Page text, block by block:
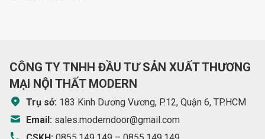
CÔNG TY TNHH ĐẦU TƯ SẢN XUẤT THƯƠNG
MẠI NỘI THẤT MODERN
Trụ sở: 183 Kinh Dương Vương, P.12, Quận 6, TP.HCM
Email: sales.moderndoor@gmail.com